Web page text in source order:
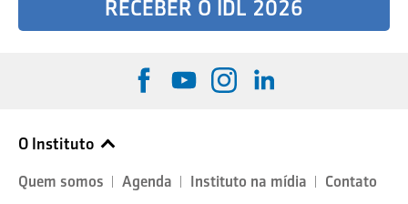
RECEBER O IDL 2026
O Instituto
Quem somos Agenda Instituto na mídia
Contato